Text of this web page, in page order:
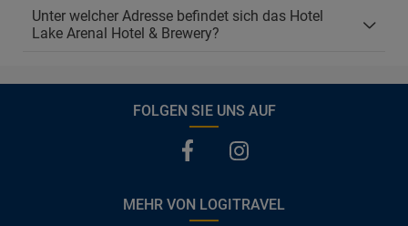
Unter welcher Adresse befindet sich das Hotel
Lake Arenal Hotel & Brewery?
FOLGEN SIE UNS AUF
MEHR VON LOGITRAVEL